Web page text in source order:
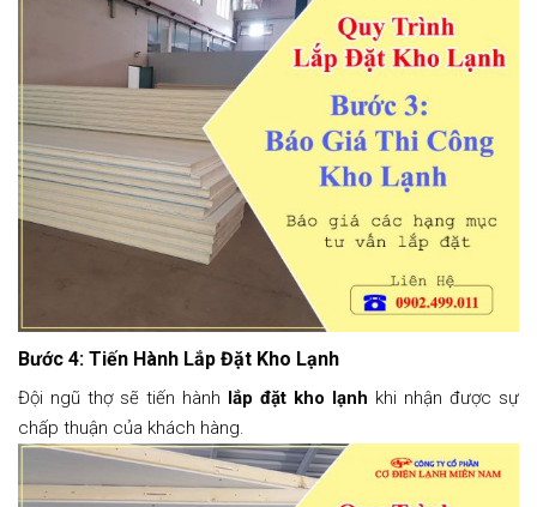
Bước 4: Tiến Hành Lắp Đặt Kho Lạnh
Đội ngũ thợ sẽ tiến hành lắp đặt kho lạnh khi nhận được sự
chấp thuận của khách hàng.